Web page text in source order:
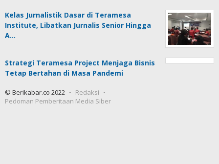
Kelas Jurnalistik Dasar di Teramesa
Institute, Libatkan Jurnalis Senior Hingga
A…
Strategi Teramesa Project Menjaga Bisnis
Tetap Bertahan di Masa Pandemi
© Berikabar.co 2022
Redaksi
Pedoman Pemberitaan Media Siber